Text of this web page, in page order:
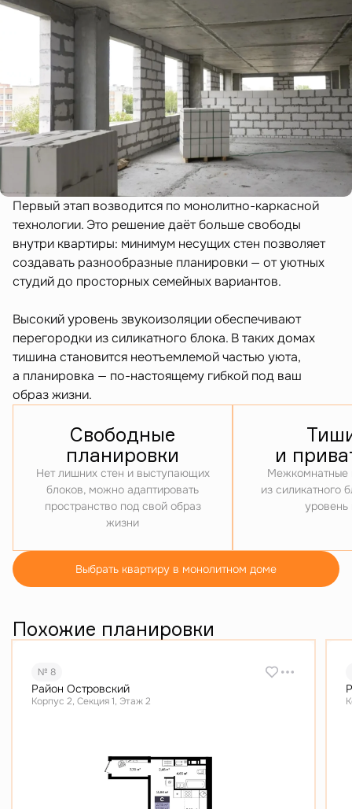
Первый этап возводится по монолитно-каркасной
технологии. Это решение даёт больше свободы
внутри квартиры: минимум несущих стен позволяет
создавать разнообразные планировки — от уютных
студий до просторных семейных вариантов.
Высокий уровень звукоизоляции обеспечивают
перегородки из силикатного блока. В таких домах
тишина становится неотъемлемой частью уюта,
а планировка — по-настоящему гибкой под ваш
образ жизни.
Свободные
планировки
Нет лишних стен и выступающих
блоков, можно адаптировать
пространство под свой образ
жизни
и
Межкомнатные
из силикатного
Выбрать квартиру в монолитном доме
Похожие планировки
№ 8
Район Островский
Корпус 2, Секция 1, Этаж 2